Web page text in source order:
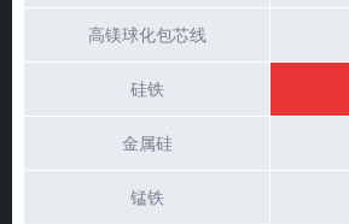
高镁球化包芯线
硅铁
金属硅
锰铁